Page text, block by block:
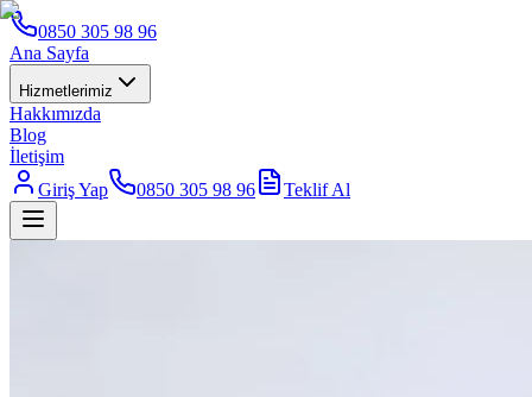
0850 305 98 96
Ana Sayfa
Hizmetlerimiz
Hakkımızda
Blog
İletişim
Giriş Yap
0850 305 98 96 Teklif Al